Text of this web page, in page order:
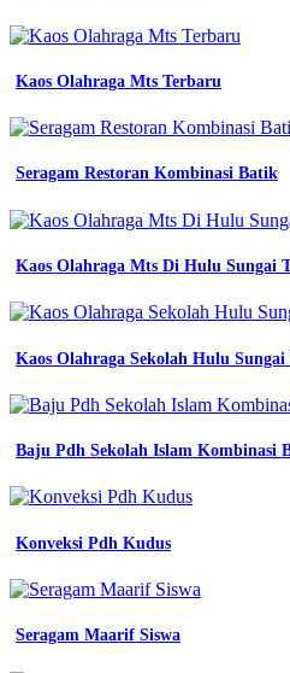
kemeja
seragam
pria
putih
baju
kerja
atasan
pdh
di
zati
jual
kemeja
seragam
pns
pria
putih
kerja
atasan
Baju
Kaos Olahraga Mts Terbaru
Seragam Restoran Kombinasi Batik
Kaos Olahraga Mts Di Hulu Sungai
Kaos Olahraga Sekolah Hulu Sungai
Baju Pdh Sekolah Islam Kombinasi
Konveksi Pdh Kudus
Seragam Maarif Siswa